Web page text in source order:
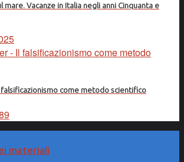
mare. Vacanze in Italia negli anni Cinquanta e
falsificazionismo come metodo scientifico
materiali